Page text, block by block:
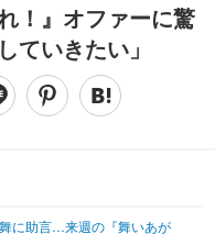
スマートフォン
ガジェット・ツール
その他
映画・ドラマ
！』オファーに驚
ていきたい」
に助言…来週の『舞いあが